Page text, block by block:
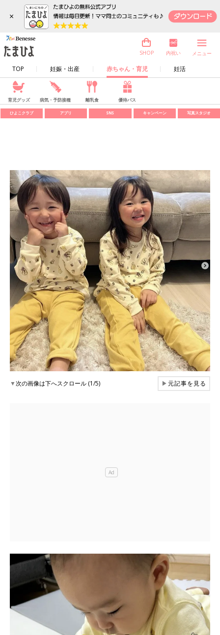
×
TOP 妊娠・出産 赤ちゃん・育児 妊活
SHOP 内祝い メニュー
育児グッズ 病気・予防接種 離乳食 優待パス
ひよこクラブ アプリ SNS キャンペーン 写真スタジオ
▼次の画像は下へスクロール (1/5) ▶元記事を見る